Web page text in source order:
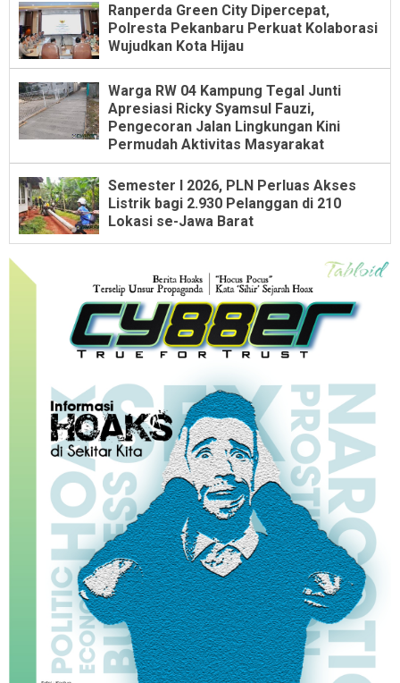
Ranperda Green City Dipercepat,
Polresta Pekanbaru Perkuat Kolaborasi
Wujudkan Kota Hijau
Warga RW 04 Kampung Tegal Junti
Apresiasi Ricky Syamsul Fauzi,
Pengecoran Jalan Lingkungan Kini
Permudah Aktivitas Masyarakat
Semester I 2026, PLN Perluas Akses
Listrik bagi 2.930 Pelanggan di 210
Lokasi se-Jawa Barat